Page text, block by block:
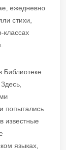
ежедневно
стихи,
классах
Библиотеке
попытались
известные
языках,